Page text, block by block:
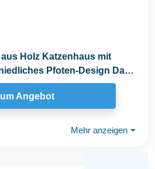
Holz Katzenhaus mit
Pfoten-Design Dach
Angebot
Mehr anzeigen ⏷